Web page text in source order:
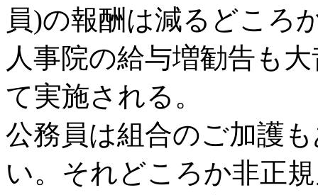
員)の報酬は減るどころ
人事院の給与増勧告も
て実施される。
公務員は組合のご加護
い。それどころか非正